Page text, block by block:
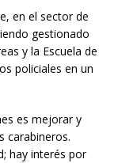
en el sector de
gestionado
y la Escuela de
policiales en un
es mejorar y
carabineros.
hay interés por